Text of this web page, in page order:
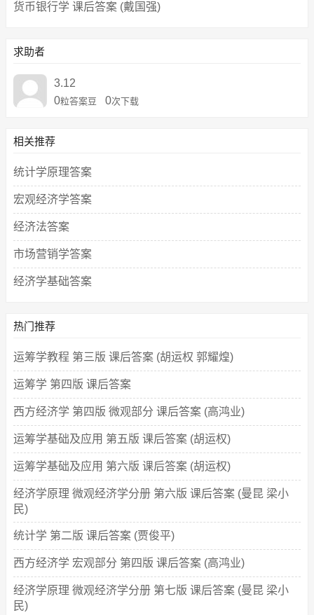
货币银行学 课后答案 (戴国强)
求助者
3.12
0粒答案豆 0次下载
相关推荐
统计学原理答案
宏观经济学答案
经济法答案
市场营销学答案
经济学基础答案
热门推荐
运筹学教程 第三版 课后答案 (胡运权 郭耀煌)
运筹学 第四版 课后答案
西方经济学 第四版 微观部分 课后答案 (高鸿业)
运筹学基础及应用 第五版 课后答案 (胡运权)
运筹学基础及应用 第六版 课后答案 (胡运权)
经济学原理 微观经济学分册 第六版 课后答案 (曼昆 梁小
民)
统计学 第二版 课后答案 (贾俊平)
西方经济学 宏观部分 第四版 课后答案 (高鸿业)
经济学原理 微观经济学分册 第七版 课后答案 (曼昆 梁小
民)